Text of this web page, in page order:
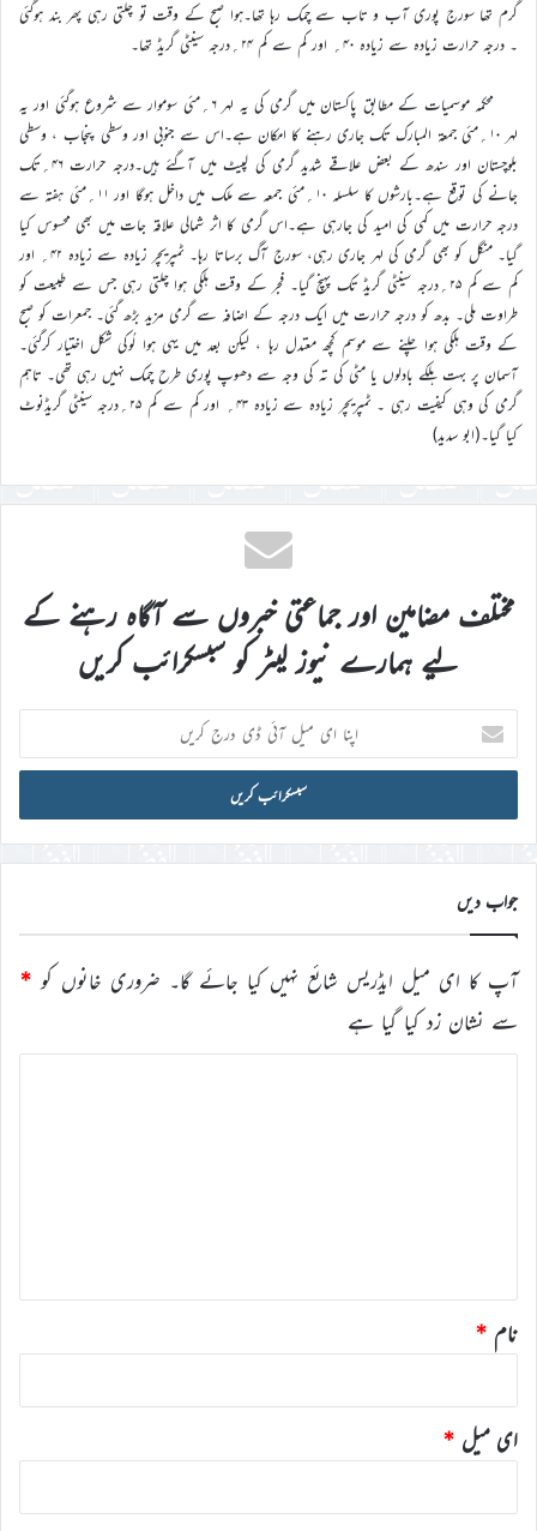
گرم تھا سورج پوری آب و تاب سے چمک رہا تھا۔ہوا صبح کے وقت تو چلتی رہی پھر بند ہوگئی
۔ درجہ حرارت زیادہ سے زیادہ ۴۰؍ اور کم سے کم ۲۴؍درجہ سینٹی گریڈ تھا۔
محکمہ موسمیات کے مطابق پاکستان میں گرمی کی یہ لہر ۶؍مئی سوموار سے شروع ہوگئی اور یہ
لہر ۱۰؍مئی جمعۃ المبارک تک جاری رہنے کا امکان ہے۔اس سے جنوبی اور وسطی پنجاب ، وسطی
بلوچستان اور سندھ کے بعض علاقے شدید گرمی کی لپیٹ میں آگئے ہیں۔درجہ حرارت ۴۶؍تک
جانے کی توقع ہے۔بارشوں کا سلسلہ ۱۰؍مئی جمعہ سے ملک میں داخل ہوگا اور ۱۱؍مئی ہفتہ سے
درجہ حرارت میں کمی کی امید کی جارہی ہے۔اس گرمی کا اثر شمالی علاقہ جات میں بھی محسوس کیا
گیا۔ منگل کو بھی گرمی کی لہر جاری رہی، سورج آگ برساتا رہا۔ ٹمپریچر زیادہ سے زیادہ ۴۲؍ اور
کم سے کم ۲۵؍درجہ سینٹی گریڈ تک پہنچ گیا۔ فجر کے وقت ہلکی ہوا چلتی رہی جس سے طبیعت کو
طراوت ملی۔ بدھ کو درجہ حرارت میں ایک درجہ کے اضافہ سے گرمی مزید بڑھ گئی۔ جمعرات کو صبح
کے وقت ہلکی ہوا چلنے سے موسم کچھ معتدل رہا ، لیکن بعد میں یہی ہوا لُوکی شکل اختیار کرگئی۔
آسمان پر بہت ہلکے بادلوں یا مٹی کی تہ کی وجہ سے دھوپ پوری طرح چمک نہیں رہی تھی۔ تاہم
گرمی کی وہی کیفیت رہی ۔ ٹمپریچر زیادہ سے زیادہ ۴۳؍ اور کم سے کم ۲۵؍درجہ سینٹی گریڈنوٹ
کیا گیا۔(ابو سدید)
مختلف مضامین اور جماعتی خبروں سے آگاہ رہنے کے
لیے ہمارے نیوز لیٹر کو سبسکرائب کریں
اپنا
ای
میل
ڈی
درج
کریں
جواب دیں
آپ کا ای میل ایڈریس شائع نہیں کیا جائے گا۔ ضروری خانوں کو *
سے نشان زد کیا گیا ہے
نام *
ای میل *